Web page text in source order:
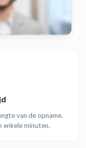
van de opname.
minuten.